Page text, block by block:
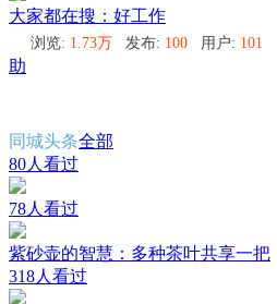
大家都在搜：好工作
浏览: 1.73万 发布: 100 用户: 101
助
同城头条全部
80人看过
78人看过
紫砂壶的智慧：多种茶叶共享一把
318人看过